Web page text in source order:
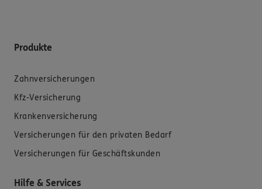
Produkte
Zahnversicherungen
Kfz-Versicherung
Krankenversicherung
Versicherungen für den privaten Bedarf
Versicherungen für Geschäftskunden
Hilfe & Services